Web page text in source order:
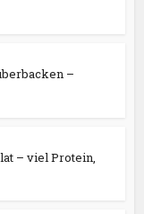
–
– viel Protein,